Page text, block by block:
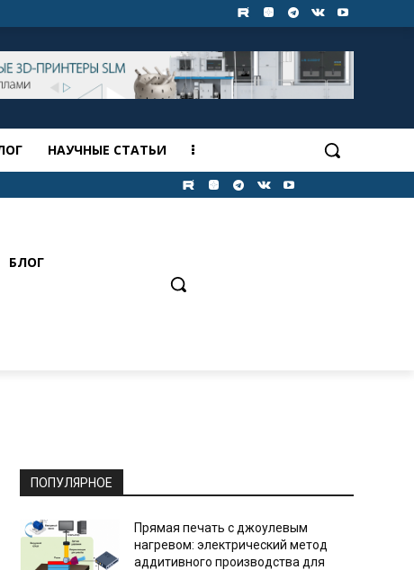
НАУЧНЫЕ СТАТЬИ
БЛОГ
ПОПУЛЯРНОЕ
Прямая печать с джоулевым
нагревом: электрический метод
аддитивного производства для